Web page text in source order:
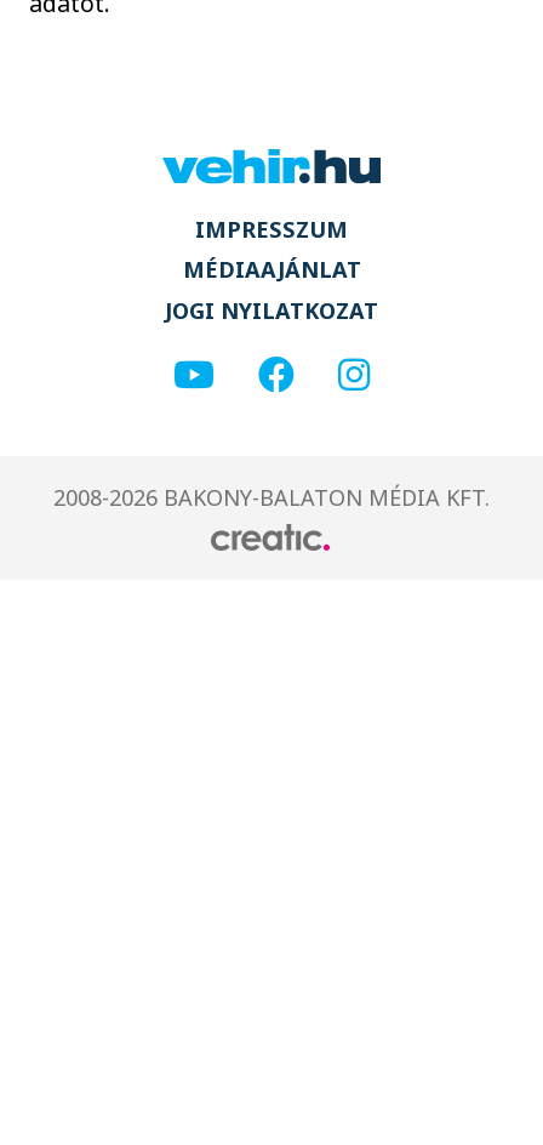
IMPRESSZUM
MÉDIAAJÁNLAT
JOGI NYILATKOZAT
2008-2026 BAKONY-BALATON MÉDIA KFT.